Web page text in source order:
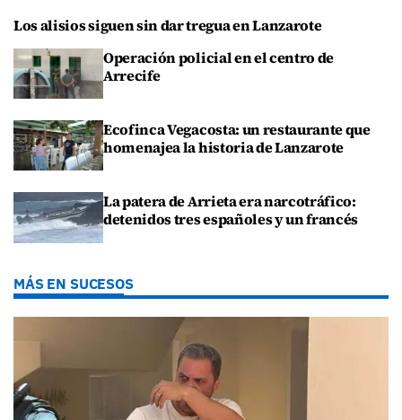
Los alisios siguen sin dar tregua en Lanzarote
Operación policial en el centro de
Arrecife
Ecofinca Vegacosta: un restaurante que
homenajea la historia de Lanzarote
La patera de Arrieta era narcotráfico:
detenidos tres españoles y un francés
MÁS EN SUCESOS